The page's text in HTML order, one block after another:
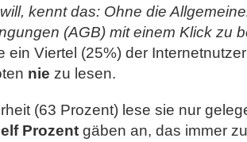
kennt das: Ohne die
(AGB) mit einem Klick zu
ein Viertel (25%) der
nie zu lesen.
(63 Prozent) lese sie nur
elf Prozent gäben an, das immer